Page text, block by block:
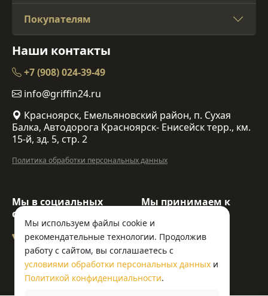
Мы используем файлы cookie и
рекомендательные технологии. Продолжив
работу с сайтом, вы соглашаетесь с
условиями обработки персональных данных и
Политикой конфиденциальности.
Покупателям
Наши контакты
+7 (908) 024-39-49
info@griffin24.ru
Красноярск, Емельяновский район, п. Сухая
Балка, Автодорога Красноярск- Енисейск терр., км.
15-й, зд. 5, стр. 2
Политика обработки персональных данных
Мы в социальных
сетях:
Мы принимаем к
© ООО «Гриффин»